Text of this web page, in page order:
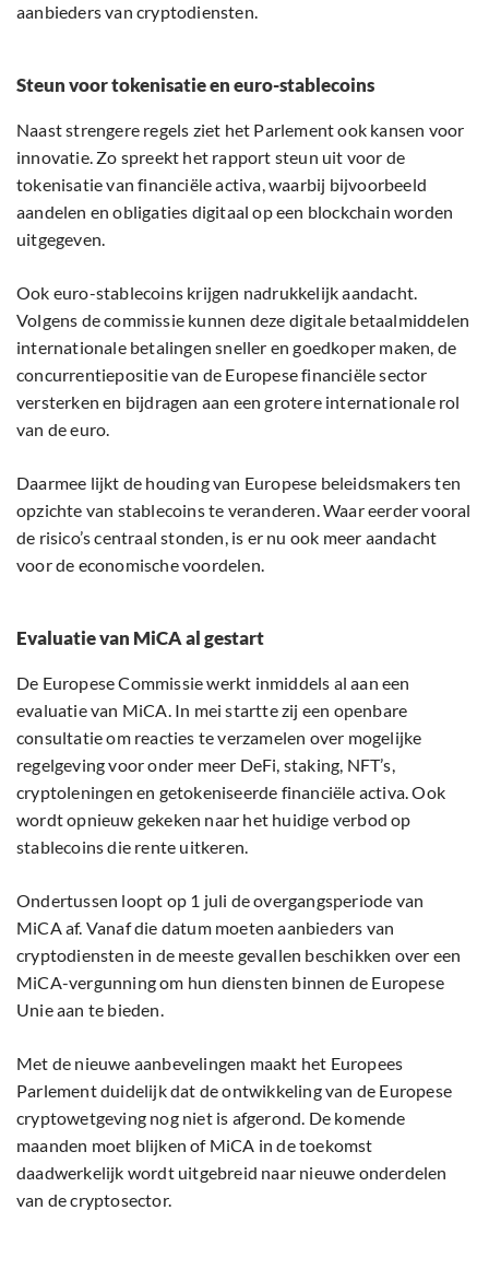
aanbieders van cryptodiensten.
Steun voor tokenisatie en euro-stablecoins
Naast strengere regels ziet het Parlement ook kansen voor
innovatie. Zo spreekt het rapport steun uit voor de
tokenisatie van financiële activa, waarbij bijvoorbeeld
aandelen en obligaties digitaal op een blockchain worden
uitgegeven.
Ook euro-stablecoins krijgen nadrukkelijk aandacht.
Volgens de commissie kunnen deze digitale betaalmiddelen
internationale betalingen sneller en goedkoper maken, de
concurrentiepositie van de Europese financiële sector
versterken en bijdragen aan een grotere internationale rol
van de euro.
Daarmee lijkt de houding van Europese beleidsmakers ten
opzichte van stablecoins te veranderen. Waar eerder vooral
de risico’s centraal stonden, is er nu ook meer aandacht
voor de economische voordelen.
Evaluatie van MiCA al gestart
De Europese Commissie werkt inmiddels al aan een
evaluatie van MiCA. In mei startte zij een openbare
consultatie om reacties te verzamelen over mogelijke
regelgeving voor onder meer DeFi, staking, NFT’s,
cryptoleningen en getokeniseerde financiële activa. Ook
wordt opnieuw gekeken naar het huidige verbod op
stablecoins die rente uitkeren.
Ondertussen loopt op 1 juli de overgangsperiode van
MiCA af. Vanaf die datum moeten aanbieders van
cryptodiensten in de meeste gevallen beschikken over een
MiCA-vergunning om hun diensten binnen de Europese
Unie aan te bieden.
Met de nieuwe aanbevelingen maakt het Europees
Parlement duidelijk dat de ontwikkeling van de Europese
cryptowetgeving nog niet is afgerond. De komende
maanden moet blijken of MiCA in de toekomst
daadwerkelijk wordt uitgebreid naar nieuwe onderdelen
van de cryptosector.